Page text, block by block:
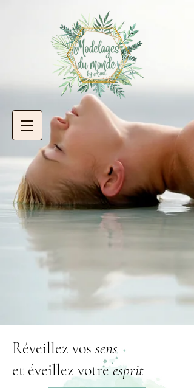
Réveillez vos sens
et éveillez votreesprit